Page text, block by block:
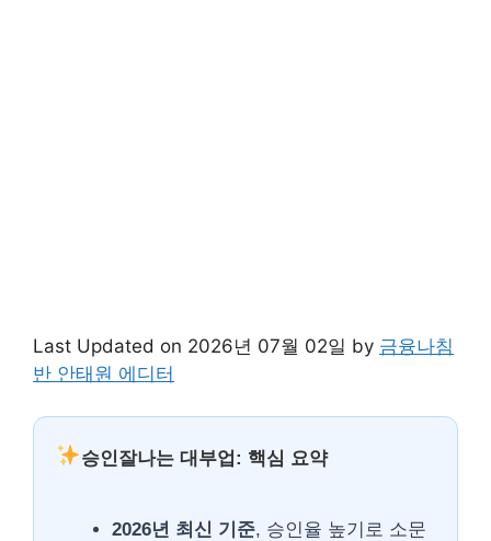
Last Updated on 2026년 07월 02일 by 금융나침
반 안태원 에디터
승인잘나는 대부업: 핵심 요약
2026년 최신 기준, 승인율 높기로 소문